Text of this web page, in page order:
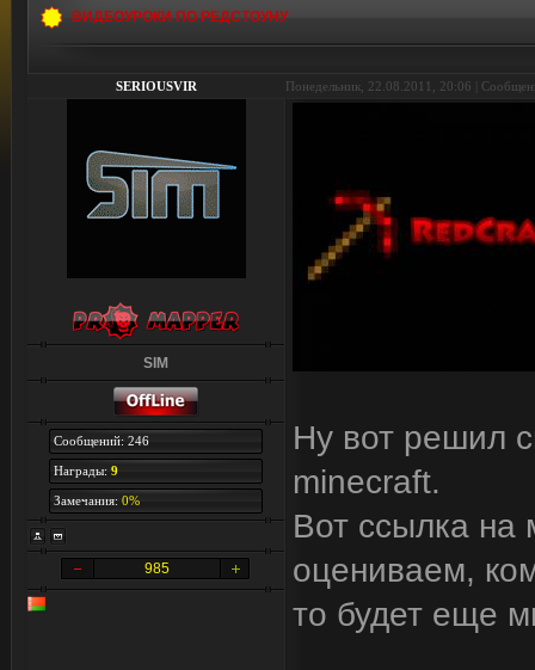
ВИДЕОУРОКИ ПО РЕДСТОУНУ
SERIOUSVIR Понедельник, 22.08.2011, 20:06 |
SIM
Сообщений: 246
Награды: 9
Замечания: 0%
985
Ну вот решил
minecraft.
Вот ссылка на
оцениваем,
то будет еще